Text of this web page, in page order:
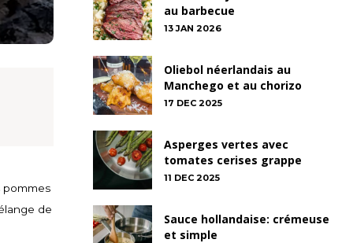
pommes
de
au barbecue
13 JAN 2026
Oliebol néerlandais au
Manchego et au chorizo
17 DEC 2025
Asperges vertes avec
tomates cerises grappe
11 DEC 2025
Sauce hollandaise: crémeuse
et simple